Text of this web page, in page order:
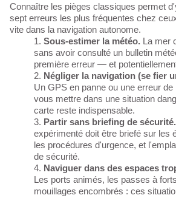
Connaître les pièges classiques permet
sept erreurs les plus fréquentes chez
vite dans la navigation autonome.
Sous-estimer la météo. La mer
sans avoir consulté un bulletin
première erreur — et
Négliger la navigation (se fier
Un GPS en panne ou une erreur
vous mettre dans une situation
carte reste indispensable.
Partir sans briefing de sécurité.
expérimenté doit être briefé sur les
les procédures d'urgence, et
de sécurité.
Naviguer dans des espaces
Les ports animés, les passes à
mouillages encombrés : ces